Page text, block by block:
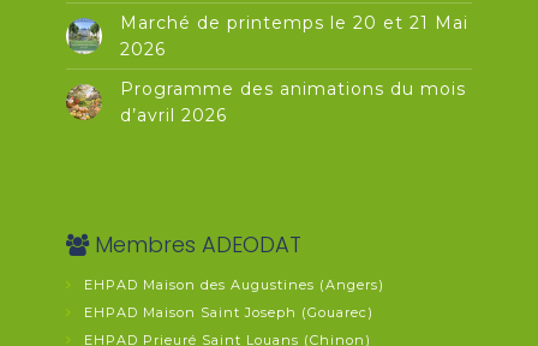
Marché de printemps le 20 et 21 Mai
2026
Programme des animations du mois
d’avril 2026
Membres ADEODAT
EHPAD Maison des Augustines (Angers)
EHPAD Maison Saint Joseph (Gouarec)
EHPAD Prieuré Saint Louans (Chinon)